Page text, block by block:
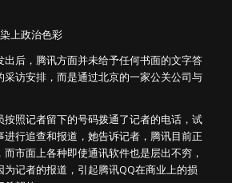
政治色彩
后，腾讯方面并未给予任何书面的文字答
采访安排，而是通过北京的一家公关公司与
照记者留下的号码拨通了记者的电话，试
进行追查和报道，她告诉记者，腾讯目前正
市面上各种即使通讯软件也是层出不穷，
记者的报道，引起腾讯QQ在商业上的损